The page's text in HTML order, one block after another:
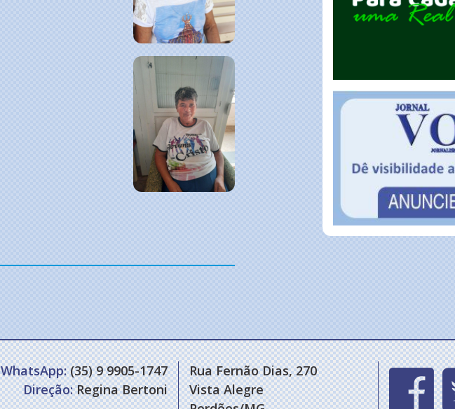
WhatsApp:(35) 9 9905-1747
Direção:Regina Bertoni
Rua Fernão Dias, 270
Vista Alegre